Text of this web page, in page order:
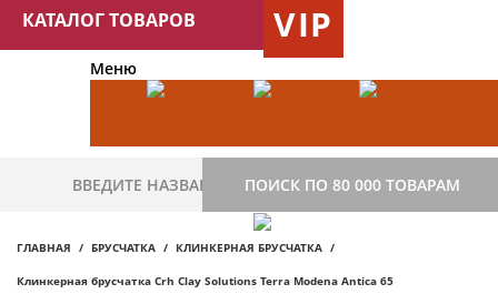
КАТАЛОГ ТОВАРОВ VIP
Меню
ПОИСК ПО 80 000 ТОВАРАМ
ГЛАВНАЯ БРУСЧАТКА КЛИНКЕРНАЯ БРУСЧАТКА
Клинкерная брусчатка Crh Clay Solutions Terra Modena Antica 65